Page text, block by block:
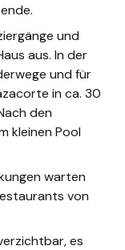
und
aus. In der
und für
in ca. 30
den
kleinen Pool
warten
von
es